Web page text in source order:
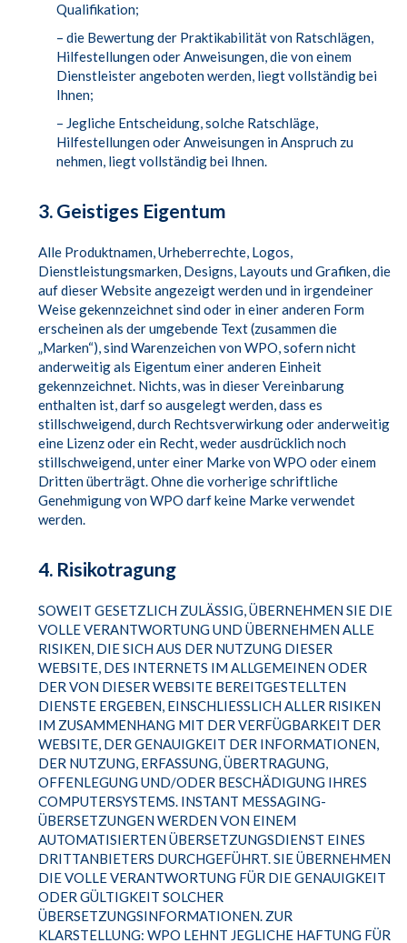
Qualifikation;
– die Bewertung der Praktikabilität von Ratschlägen,
Hilfestellungen oder Anweisungen, die von einem
Dienstleister angeboten werden, liegt vollständig bei
Ihnen;
– Jegliche Entscheidung, solche Ratschläge,
Hilfestellungen oder Anweisungen in Anspruch zu
nehmen, liegt vollständig bei Ihnen.
3. Geistiges Eigentum
Alle Produktnamen, Urheberrechte, Logos,
Dienstleistungsmarken, Designs, Layouts und Grafiken, die
auf dieser Website angezeigt werden und in irgendeiner
Weise gekennzeichnet sind oder in einer anderen Form
erscheinen als der umgebende Text (zusammen die
„Marken“), sind Warenzeichen von WPO, sofern nicht
anderweitig als Eigentum einer anderen Einheit
gekennzeichnet. Nichts, was in dieser Vereinbarung
enthalten ist, darf so ausgelegt werden, dass es
stillschweigend, durch Rechtsverwirkung oder anderweitig
eine Lizenz oder ein Recht, weder ausdrücklich noch
stillschweigend, unter einer Marke von WPO oder einem
Dritten überträgt. Ohne die vorherige schriftliche
Genehmigung von WPO darf keine Marke verwendet
werden.
4. Risikotragung
SOWEIT GESETZLICH ZULÄSSIG, ÜBERNEHMEN SIE DIE
VOLLE VERANTWORTUNG UND ÜBERNEHMEN ALLE
RISIKEN, DIE SICH AUS DER NUTZUNG DIESER
WEBSITE, DES INTERNETS IM ALLGEMEINEN ODER
DER VON DIESER WEBSITE BEREITGESTELLTEN
DIENSTE ERGEBEN, EINSCHLIESSLICH ALLER RISIKEN I
M ZUSAMMENHANG MIT DER VERFÜGBARKEIT DER W
EBSITE, DER GENAUIGKEIT DER INFORMATIONEN, D
ER NUTZUNG, ERFASSUNG, ÜBERTRAGUNG, O
FFENLEGUNG UND/ODER BESCHÄDIGUNG IHRES C
OMPUTERSYSTEMS. INSTANT MESSAGING-Ü
BERSETZUNGEN WERDEN VON EINEM A
UTOMATISIERTEN ÜBERSETZUNGSDIENST EINES D
RITTANBIETERS DURCHGEFÜHRT. SIE ÜBERNEHMEN D
IE VOLLE VERANTWORTUNG FÜR DIE GENAUIGKEIT O
DER GÜLTIGKEIT SOLCHER Ü
BERSETZUNGSINFORMATIONEN. ZUR K
LARSTELLUNG: WPO LEHNT JEGLICHE HAFTUNG FÜR V